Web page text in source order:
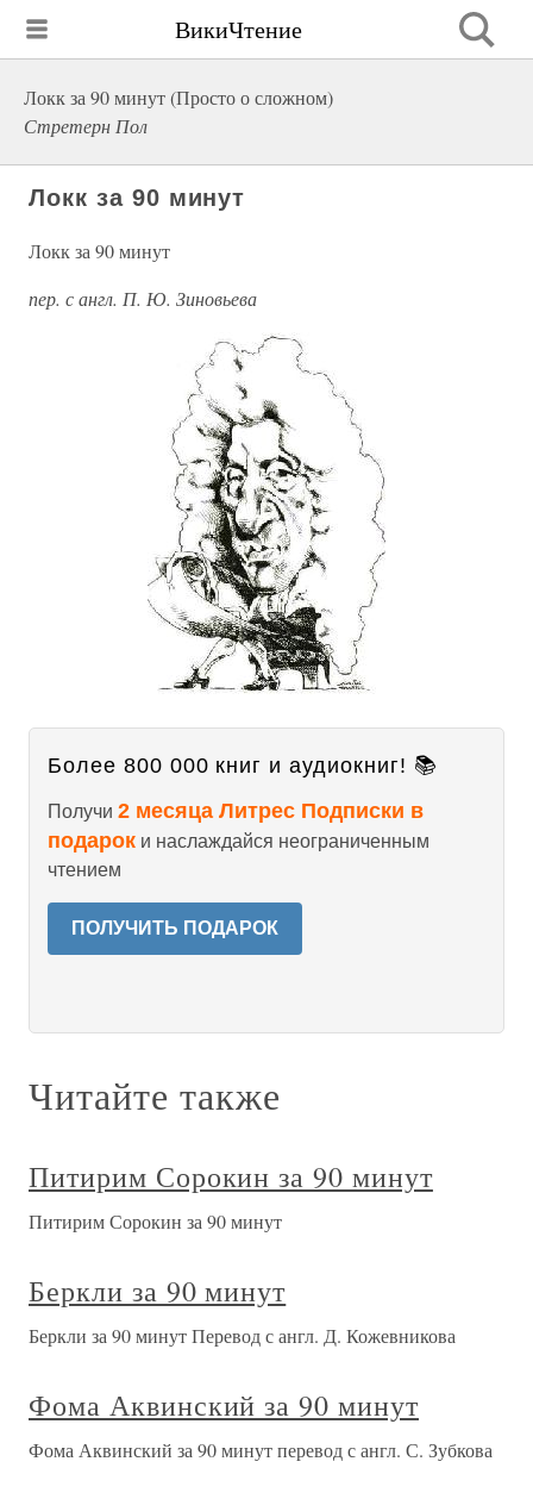
ВикиЧтение
Локк за 90 минут (Просто о сложном)
Стретерн Пол
Локк за 90 минут
Локк за 90 минут
пер. с англ. П. Ю. Зиновьева
Более 800 000 книг и аудиокниг! 📚
Получи 2 месяца Литрес Подписки в
подарок и наслаждайся неограниченным
чтением
ПОЛУЧИТЬ ПОДАРОК
Читайте также
Питирим Сорокин за 90 минут
Питирим Сорокин за 90 минут
Беркли за 90 минут
Беркли за 90 минут Перевод с англ. Д. Кожевникова
Фома Аквинский за 90 минут
Фома Аквинский за 90 минут перевод с англ. С. Зубкова